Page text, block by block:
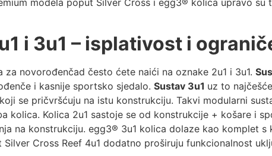
modela poput Silver Cross i egg3® kolica upravo
i 3u1 – isplativost i
za novorođenčad često ćete naići na oznake 2u1 i 3u1.
i kasnije sportsko sjedalo. Sustav 3u1 uz to
se pričvršćuju na istu konstrukciju. Takvi modularni
kolica. Kolica 2u1 sastoje se od konstrukcije + košare i
na konstrukciju. egg3® 3u1 kolica dolaze kao komplet
Cross Reef 4u1 dodatno proširuju funkcionalnost